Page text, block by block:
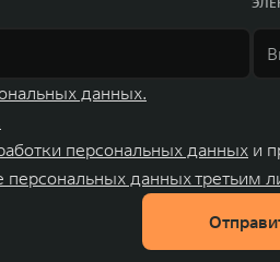
данных.
персональных данных и
персональных данных третьим